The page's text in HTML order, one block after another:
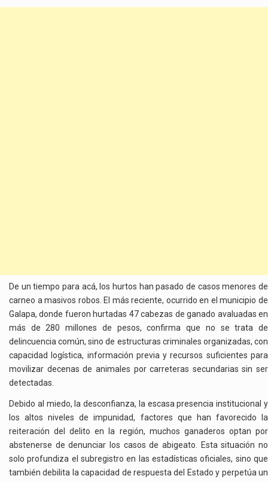
De un tiempo para acá, los hurtos han pasado de casos menores de
carneo a masivos robos. El más reciente, ocurrido en el municipio de
Galapa, donde fueron hurtadas 47 cabezas de ganado avaluadas en
más de 280 millones de pesos, confirma que no se trata de
delincuencia común, sino de estructuras criminales organizadas, con
capacidad logística, información previa y recursos suficientes para
movilizar decenas de animales por carreteras secundarias sin ser
detectadas.
Debido al miedo, la desconfianza, la escasa presencia institucional y
los altos niveles de impunidad, factores que han favorecido la
reiteración del delito en la región, muchos ganaderos optan por
abstenerse de denunciar los casos de abigeato. Esta situación no
solo profundiza el subregistro en las estadísticas oficiales, sino que
también debilita la capacidad de respuesta del Estado y perpetúa un